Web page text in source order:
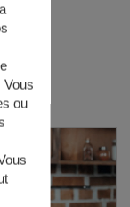
Vous
ou